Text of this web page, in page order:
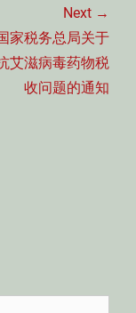
Next →
家税务总局关于
艾滋病毒药物税
收问题的通知